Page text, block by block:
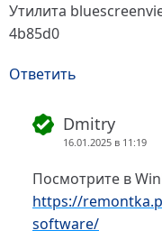
Утилита
4b85d0
Ответить
Dmitry
16.01.2025 в 11:19
Посмотрите в
https://
software/